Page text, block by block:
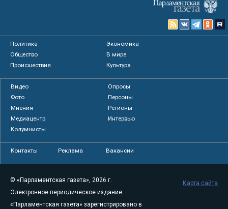
Политика
Экономика
Общество
В мире
Происшествия
Культура
Видео
Опросы
Фото
Персоны
Мнения
Регионы
Медиацентр
Интервью
Колумнисты
Контакты Реклама Вакансии
© «Парламентская газета», 2026 г.
Электронное периодическое издание
«Парламентская газета» зарегистрировано в
Карта сайта